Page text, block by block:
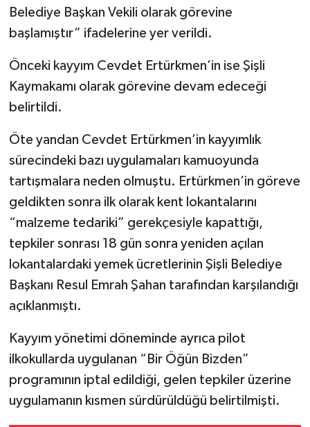
Belediye Başkan Vekili olarak görevine
başlamıştır” ifadelerine yer verildi.
Önceki kayyım Cevdet Ertürkmen’in ise Şişli
Kaymakamı olarak görevine devam edeceği
belirtildi.
Öte yandan Cevdet Ertürkmen’in kayyımlık
sürecindeki bazı uygulamaları kamuoyunda
tartışmalara neden olmuştu. Ertürkmen’in göreve
geldikten sonra ilk olarak kent lokantalarını
“malzeme tedariki” gerekçesiyle kapattığı,
tepkiler sonrası 18 gün sonra yeniden açılan
lokantalardaki yemek ücretlerinin Şişli Belediye
Başkanı Resul Emrah Şahan tarafından karşılandığı
açıklanmıştı.
Kayyım yönetimi döneminde ayrıca pilot
ilkokullarda uygulanan “Bir Öğün Bizden”
programının iptal edildiği, gelen tepkiler üzerine
uygulamanın kısmen sürdürüldüğü belirtilmişti.